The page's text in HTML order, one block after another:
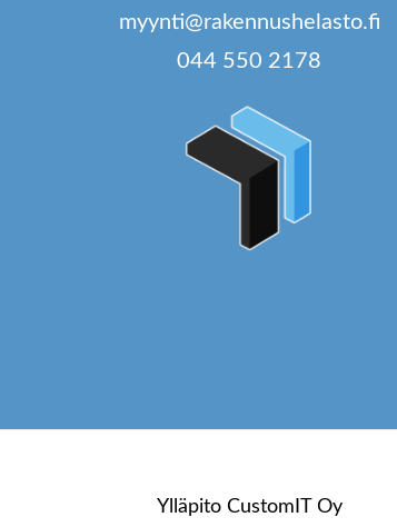
myynti@rakennushelasto.fi
044 550 2178
Ylläpito CustomIT Oy